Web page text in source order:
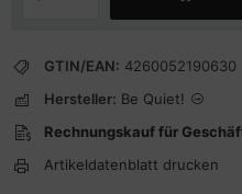
GTIN/EAN: 4260052190630
Hersteller: Be Quiet!
Rechnungskauf für
Artikeldatenblatt drucken